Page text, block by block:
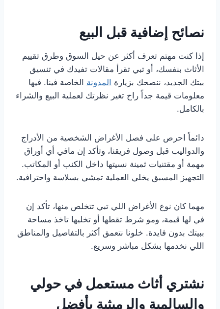
نصائح إضافية قبل البيع
إذا كنت مهتم تعرف أكثر عن حيل السوق وطرق تقييم
الأثاث بنفسك، أو تبي تقرأ مقالات تفيدك في تنسيق
بيتك الجديد، ننصحك بزيارة المدونة الخاصة فينا. فيها
معلومات قيمة جداً راح تغير نظرتك لعملية البيع والشراء
بالكامل.
دائماً احرص على فصل الأغراض الشخصية من الأدراج
والدواليب قبل وصول فريقنا، وتأكد إن مافي أي أوراق
مهمة أو مقتنيات ثمينة نسيتها داخل الكنب أو المكاتب.
التجهيز المسبق يخلي العملية تمشي بسلاسة واحترافية.
مهما كان نوع الأغراض اللي تبي تتخلص منها، تأكد إن
في لها قيمة، ومو شرط تقطها أو تخليها تاخذ مساحة
ببيتك بدون فايدة. خلونا نتعمق أكثر بالتفاصيل والمناطق
اللي نخدمها بشكل مباشر وسريع.
نشتري أثاث مستعمل في حولي
والسالمية والرميثية بأفضل